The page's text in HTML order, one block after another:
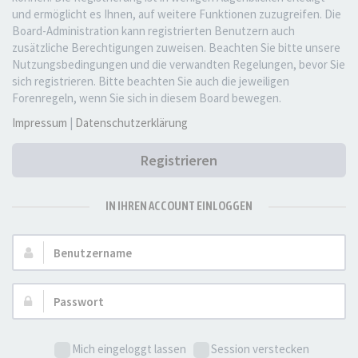
und ermöglicht es Ihnen, auf weitere Funktionen zuzugreifen. Die
Board-Administration kann registrierten Benutzern auch
zusätzliche Berechtigungen zuweisen. Beachten Sie bitte unsere
Nutzungsbedingungen und die verwandten Regelungen, bevor Sie
sich registrieren. Bitte beachten Sie auch die jeweiligen
Forenregeln, wenn Sie sich in diesem Board bewegen.
Impressum | Datenschutzerklärung
Registrieren
IN IHREN ACCOUNT EINLOGGEN
Benutzername:
Passwort:
Mich eingeloggt lassen Session verstecken